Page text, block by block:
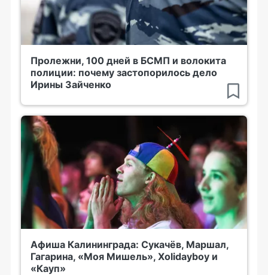
Пролежни, 100 дней в БСМП и волокита
полиции: почему застопорилось дело
Ирины Зайченко
Афиша Калининграда: Сукачёв, Маршал,
Гагарина, «Моя Мишель», Xolidayboy и
«Кауп»